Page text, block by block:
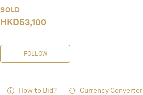
SOLD
HKD53,100
FOLLOW
How to Bid? Currency Converter